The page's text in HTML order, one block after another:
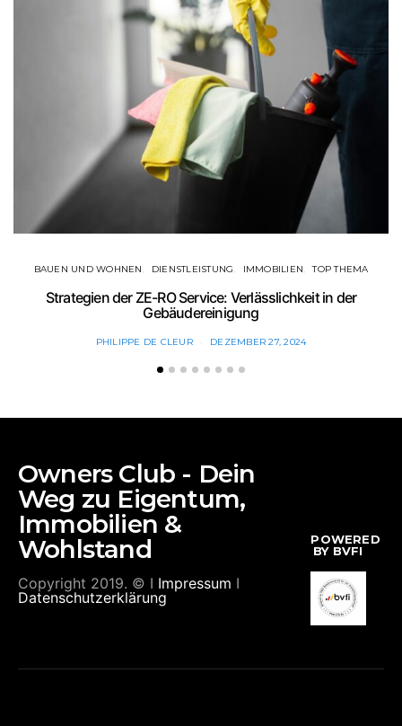
BAUEN UND WOHNEN DIENSTLEISTUNG IMMOBILIEN TOP THEMA
Strategien der ZE-RO Service: Verlässlichkeit in der
Gebäudereinigung
PHILIPPE DE CLEUR DEZEMBER 27, 2024
Owners Club - Dein
Weg zu Eigentum,
Immobilien &
Wohlstand
Copyright 2019. © I Impressum I
Datenschutzerklärung
POWERED
BY BVFI